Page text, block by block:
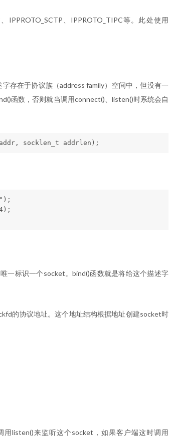
IPPROTO_SCTP、IPPROTO_TIPC等。此处使用
存在于协议族（address family）空间中，但没有一
函数，否则就当调用connect()、listen()时系统会自
一标识一个socket。bind()函数就是将给这个描述字
的协议地址。这个地址结构根据地址创建socket时
listen()来监听这个socket，如果客户端这时调用